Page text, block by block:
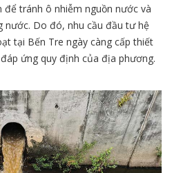
để tránh ô nhiễm nguồn nước và
nước. Do đó, nhu cầu đầu tư hệ
tại Bến Tre ngày càng cấp thiết
ứng quy định của địa phương.